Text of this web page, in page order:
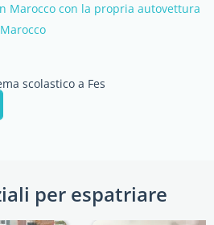
Marocco con la propria autovettura
scolastico a Fes
per espatriare